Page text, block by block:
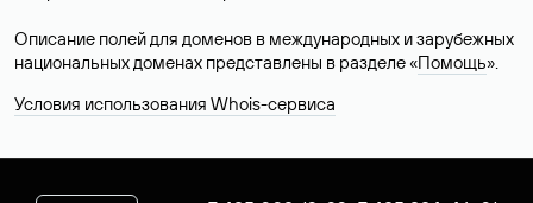
Описание полей для доменов в международных и зарубежных
национальных доменах представлены в разделе «Помощь».
Условия использования Whois-сервиса